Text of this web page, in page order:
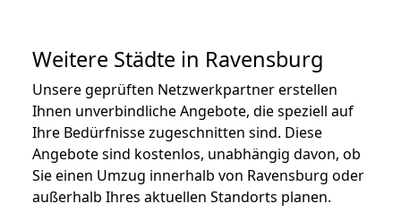
Weitere Städte in Ravensburg
Unsere geprüften Netzwerkpartner erstellen
Ihnen unverbindliche Angebote, die speziell auf
Ihre Bedürfnisse zugeschnitten sind. Diese
Angebote sind kostenlos, unabhängig davon, ob
Sie einen Umzug innerhalb von Ravensburg oder
außerhalb Ihres aktuellen Standorts planen.